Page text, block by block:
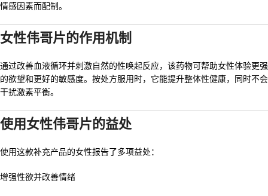
情感因素而配制。
女性伟哥片的作用机制
通过改善血液循环并刺激自然的性唤起反应，该药物可帮助女性体验更强
的欲望和更好的敏感度。按处方服用时，它能提升整体性健康，同时不会
干扰激素平衡。
使用女性伟哥片的益处
使用这款补充产品的女性报告了多项益处：
增强性欲并改善情绪